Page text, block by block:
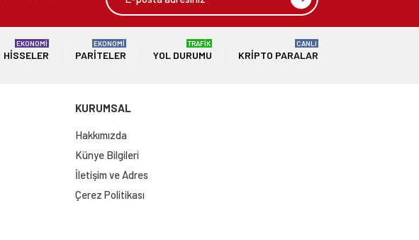
HISSELER
EKONOMİ
PARITELER
EKONOMİ
YOL DURUMU
TRAFİK
KRIPTO PARALAR
CANLI
KURUMSAL
Hakkımızda
Künye Bilgileri
İletişim ve Adres
Çerez Politikası